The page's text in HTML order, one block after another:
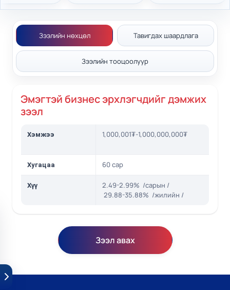
Зээлийн нөхцөл Тавигдах шаардлага
Зээлийн тооцоолуур
Эмэгтэй бизнес эрхлэгчдийг дэмжих
зээл
Хэмжээ 1,000,001₮-1,000,000,000₮
Хугацаа 60 сар
Хүү
2.49-2.99% /сарын /
29.88-35.88% /жилийн /
Зээл авах